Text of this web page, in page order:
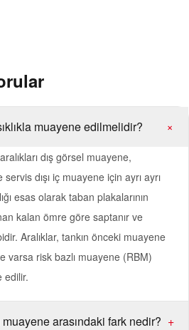
muayene edilmelidir? +
dış görsel muayene,
dışı iç muayene için ayrı ayrı
esas olarak taban plakalarının
kalan ömre göre saptanır ve
Aralıklar, tankın önceki muayene
varsa risk bazlı muayene (RBM)
edilir.
arasındaki fark nedir? +